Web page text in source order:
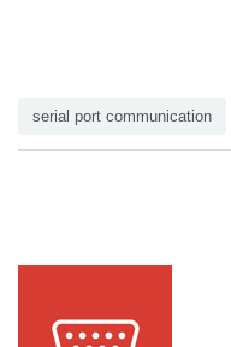
serial port communication